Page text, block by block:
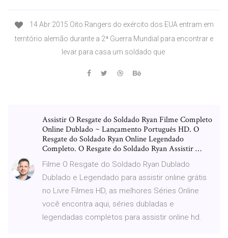
14 Abr 2015 Oito Rangers do exército dos EUA entram em
território alemão durante a 2ª Guerra Mundial para encontrar e
levar para casa um soldado que
Assistir O Resgate do Soldado Ryan Filme Completo
Online Dublado ~ Lançamento Português HD. O
Resgate do Soldado Ryan Online Legendado
Completo. O Resgate do Soldado Ryan Assistir …
Filme O Resgate do Soldado Ryan Dublado
Dublado e Legendado para assistir online grátis
no Livre Filmes HD, as melhores Séries Online
você encontra aqui, séries dubladas e
legendadas completos para assistir online hd.